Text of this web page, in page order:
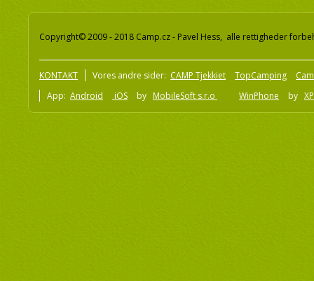
Copyright© 2009 - 2018 Camp.cz - Pavel Hess, alle rettigheder
KONTAKT Vores andre sider: CAMP Tjekkiet TopCamping
App: Android iOS by MobileSoft s.r.o WinPhone by